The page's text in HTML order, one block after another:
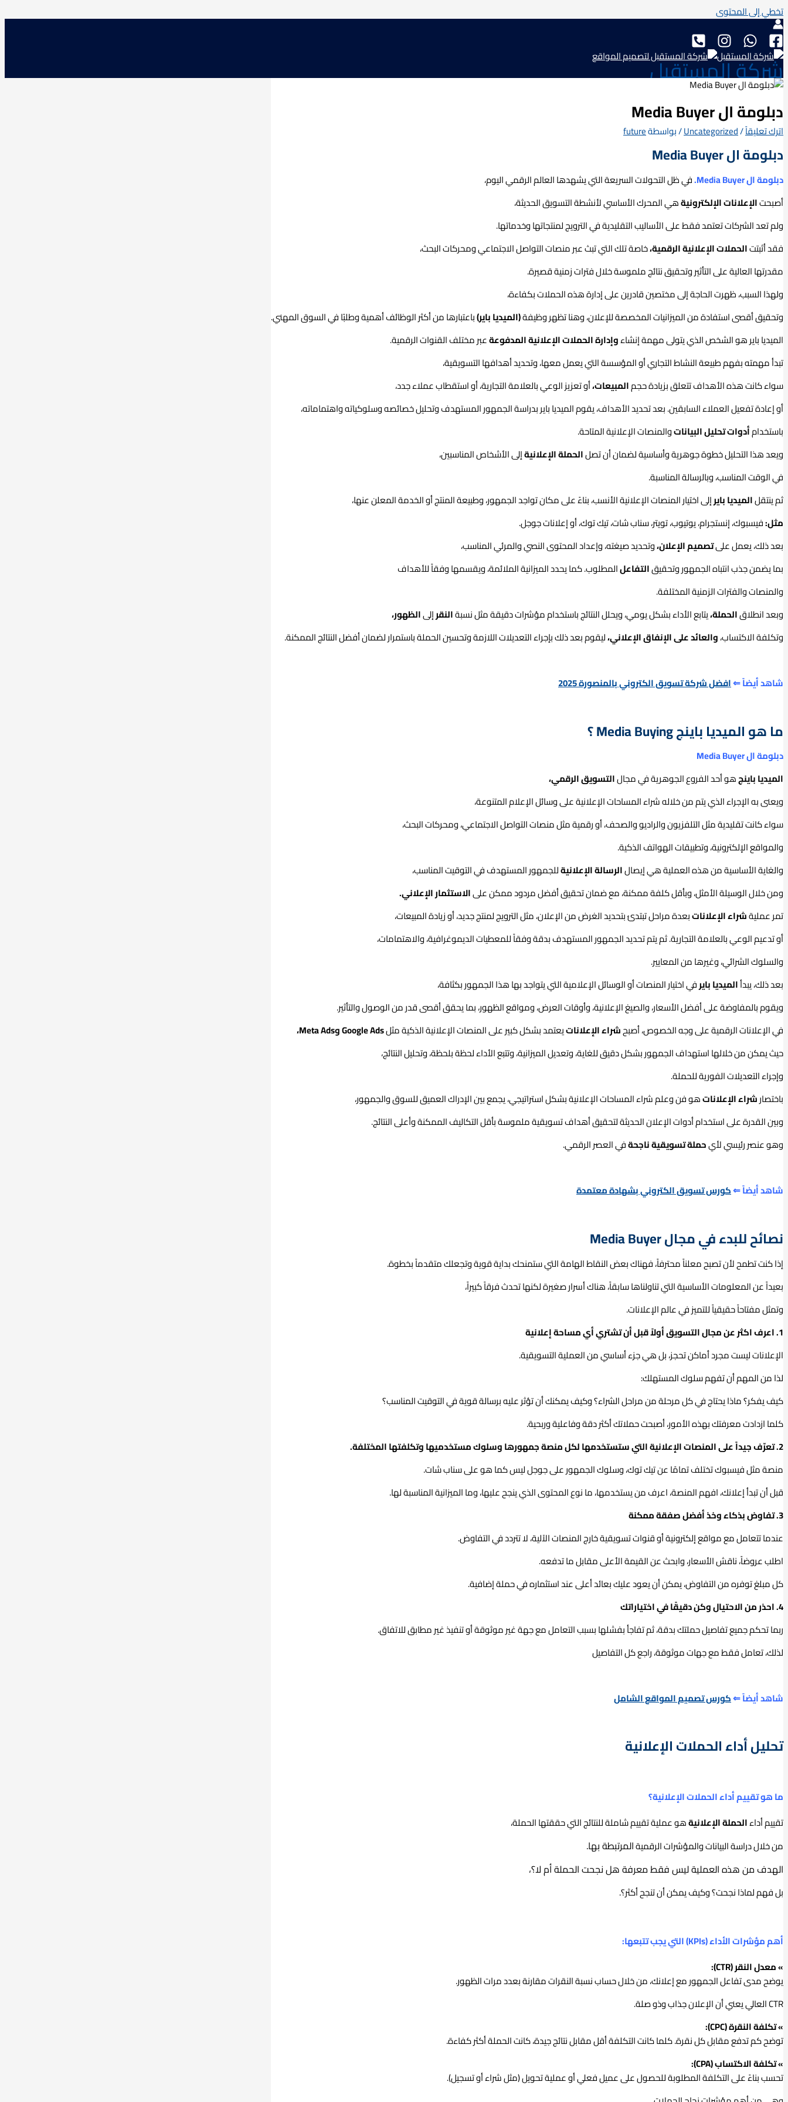
تخطي إلى المحتوى
شركة المستقبل
دبلومة ال Media Buyer
اترك تعليقاً/
Uncategorized/ بواسطةfuture
دبلومة ال Media Buyer
دبلومة ال Media Buyer.
في ظل التحولات السريعة التي يشهدها العالم الرقمي اليوم،
أصبحتالإعلانات الإلكترونيةهي المحرك الأساسي لأنشطة التسويق الحديثة،
ولم تعد الشركات تعتمد فقط على الأساليب التقليدية في الترويج لمنتجاتها وخدماتها.
فقد أثبتتالحملات الإعلانية الرقمية،خاصة تلك التي تبث عبر منصات التواصل الاجتماعي ومحركات البحث،
مقدرتها العالية على التأثير وتحقيق نتائج ملموسة خلال فترات زمنية قصيرة.
ولهذا السبب، ظهرت الحاجة إلى مختصين قادرين على إدارة هذه الحملات بكفاءة،
وتحقيق أقصى استفادة من الميزانيات المخصصة للإعلان، وهنا تظهر وظيفة(الميديا باير)باعتبارها من أكثر الوظائف أهمية وطلبًا في السوق المهني.
الميديا باير هو الشخص الذي يتولى مهمة إنشاءوإدارة الحملات الإعلانية المدفوعةعبر مختلف القنوات الرقمية.
تبدأ مهمته بفهم طبيعة النشاط التجاري أو المؤسسة التي يعمل معها، وتحديد أهدافها التسويقية،
سواء كانت هذه الأهداف تتعلق بزيادة حجمالمبيعات،أو تعزيز الوعي بالعلامة التجارية، أو استقطاب عملاء جدد،
أو إعادة تفعيل العملاء السابقين. بعد تحديد الأهداف، يقوم الميديا باير بدراسة الجمهور المستهدف وتحليل خصائصه وسلوكياته واهتماماته،
باستخدامأدوات تحليل البياناتوالمنصات الإعلانية المتاحة.
ويعد هذا التحليل خطوة جوهرية وأساسية لضمان أن تصلالحملة الإعلانيةإلى الأشخاص المناسبين،
في الوقت المناسب، وبالرسالة المناسبة.
ثم ينتقلالميديا بايرإلى اختيار المنصات الإعلانية الأنسب، بناءً على مكان تواجد الجمهور، وطبيعة المنتج أو الخدمة المعلن عنها،
مثل:فيسبوك، إنستجرام، يوتيوب، تويتر، سناب شات، تيك توك، أو إعلانات جوجل.
بعد ذلك، يعمل علىتصميم الإعلان،وتحديد صيغته، وإعداد المحتوى النصي والمرئي المناسب،
بما يضمن جذب انتباه الجمهور وتحقيقالتفاعلالمطلوب. كما يحدد الميزانية الملائمة، ويقسمها وفقاً للأهداف
والمنصات والفترات الزمنية المختلفة.
وبعد انطلاقالحملة،يتابع الأداء بشكل يومي، ويحلل النتائج باستخدام مؤشرات دقيقة مثل نسبةالنقرإلىالظهور،
وتكلفة الاكتساب،والعائد على الإنفاق الإعلاني،ليقوم بعد ذلك بإجراء التعديلات اللازمة وتحسين الحملة باستمرار لضمان أفضل النتائج الممكنة.
شاهد أيضاً ⇐افضل شركة تسويق الكتروني بالمنصورة 2025
ما هو الميديا باينج Media Buying ؟
دبلومة ال Media Buyer
الميديا باينجهو أحد الفروع الجوهرية في مجالالتسويق الرقمي،
ويعنى به الإجراء الذي يتم من خلاله شراء المساحات الإعلانية على وسائل الإعلام المتنوعة،
سواء كانت تقليدية مثل التلفزيون والراديو والصحف، أو رقمية مثل منصات التواصل الاجتماعي، ومحركات البحث،
والمواقع الإلكترونية، وتطبيقات الهواتف الذكية.
والغاية الأساسية من هذه العملية هي إيصالالرسالة الإعلانيةللجمهور المستهدف في التوقيت المناسب،
ومن خلال الوسيلة الأمثل، وبأقل كلفة ممكنة، مع ضمان تحقيق أفضل مردود ممكن علىالاستثمار الإعلاني.
تمر عمليةشراء الإعلاناتبعدة مراحل تبتدئ بتحديد الغرض من الإعلان، مثل الترويج لمنتج جديد، أو زيادة المبيعات،
أو تدعيم الوعي بالعلامة التجارية. ثم يتم تحديد الجمهور المستهدف بدقة وفقاً للمعطيات الديموغرافية، والاهتمامات،
والسلوك الشرائي، وغيرها من المعايير.
بعد ذلك، يبدأالميديا بايرفي اختيار المنصات أو الوسائل الإعلامية التي يتواجد بها هذا الجمهور بكثافة،
ويقوم بالمفاوضة على أفضل الأسعار، والصيغ الإعلانية، وأوقات العرض، ومواقع الظهور، بما يحقق أقصى قدر من الوصول والتأثير.
في الإعلانات الرقمية على وجه الخصوص، أصبحشراءالإعلاناتيعتمد بشكل كبير على المنصات الإعلانية الذكية مثلGoogle Ads وMeta Ads،
حيث يمكن من خلالها استهداف الجمهور بشكل دقيق للغاية، وتعديل الميزانية، وتتبع الأداء لحظة بلحظة، وتحليل النتائج،
وإجراء التعديلات الفورية للحملة.
باختصارشراء الإعلاناتهو فن وعلم شراء المساحات الإعلانية بشكل استراتيجي، يجمع بين الإدراك العميق للسوق والجمهور،
وبين القدرة على استخدام أدوات الإعلان الحديثة لتحقيق أهداف تسويقية ملموسة بأقل التكاليف الممكنة وأعلى النتائج.
وهو عنصر رئيسي لأيحملة تسويقية ناجحةفي العصر الرقمي.
شاهد أيضاً ⇐كورس تسويق الكتروني بشهادة معتمدة
نصائح للبدء في مجال Media Buyer
إذا كنت تطمح لأن تصبح معلناً محترفاً، فهناك بعض النقاط الهامة التي ستمنحك بداية قوية وتجعلك متقدماً بخطوة.
بعيداً عن المعلومات الأساسية التي تناولناها سابقاً، هناك أسرار صغيرة لكنها تحدث فرقاً كبيراً،
وتمثل مفتاحاً حقيقياً للتميز في عالم الإعلانات.
1. اعرف اكثر عن مجال التسويق أولاً قبل أن تشتري أي مساحة إعلانية
الإعلانات ليست مجرد أماكن تحجز، بل هي جزء أساسي من العملية التسويقية.
لذا من المهم أن تفهم سلوك المستهلك:
كيف يفكر؟ ماذا يحتاج في كل مرحلة من مراحل الشراء؟ وكيف يمكنك أن تؤثر عليه برسالة قوية في التوقيت المناسب؟
كلما ازدادت معرفتك بهذه الأمور، أصبحت حملاتك أكثر دقة وفاعلية وربحية.
2. تعرّف جيداً على المنصات الإعلانية التي ستستخدمها لكل منصة جمهورها وسلوك مستخدميها وتكلفتها المختلفة.
منصة مثل فيسبوك تختلف تمامًا عن تيك توك، وسلوك الجمهور على جوجل ليس كما هو على سناب شات.
قبل أن تبدأ إعلانك، افهم المنصة، اعرف من يستخدمها، ما نوع المحتوى الذي ينجح عليها، وما الميزانية المناسبة لها.
3. تفاوض بذكاء وخذ أفضل صفقة ممكنة
عندما تتعامل مع مواقع إلكترونية أو قنوات تسويقية خارج المنصات الآلية، لا تتردد في التفاوض.
اطلب عروضاً، ناقش الأسعار، وابحث عن القيمة الأعلى مقابل ما تدفعه.
كل مبلغ توفره من التفاوض، يمكن أن يعود عليك بعائد أعلى عند استثماره في حملة إضافية.
4. احذر من الاحتيال وكن دقيقًا في اختياراتك
ربما تحكم جميع تفاصيل حملتك بدقة، ثم تفاجأ بفشلها بسبب التعامل مع جهة غير موثوقة أو تنفيذ غير مطابق للاتفاق.
لذلك، تعامل فقط مع جهات موثوقة، راجع كل التفاصيل
شاهد أيضاً ⇐كورس تصميم المواقع الشامل
تحليل أداء الحملات الإعلانية
ما هو تقييم أداء الحملات الإعلانية؟
تقييم أداءالحملة الإعلانيةهو عملية تقييم شاملة للنتائج التي حققتها الحملة،
من خلال دراسة البيانات والمؤشرات الرقميةالمرتبطة بها.
الهدف من هذه العملية ليس فقط معرفة هل نجحت الحملة أم لا؟،
بل فهم لماذا نجحت؟ وكيف يمكن أن تنجح أكثر؟.
أهم مؤشرات الأداء (KPIs) التي يجب تتبعها:
» معدل النقر (CTR):
يوضح مدى تفاعل الجمهور مع إعلانك، من خلال حساب نسبة النقرات مقارنة بعدد مرات الظهور.
CTR العالي يعني أن الإعلان جذاب وذو صلة.
» تكلفة النقرة (CPC):
توضح كم تدفع مقابل كل نقرة. كلما كانت التكلفة أقل مقابل نتائج جيدة، كانت الحملة أكثر كفاءة.
» تكلفة الاكتساب (CPA):
تحسب بناءً على التكلفة المطلوبة للحصول على عميل فعلي أو عملية تحويل (مثل شراء أو تسجيل).